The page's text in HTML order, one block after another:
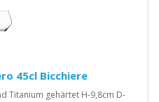
45cl Bicchiere
Titanium gehärtet H-9,8cm D-